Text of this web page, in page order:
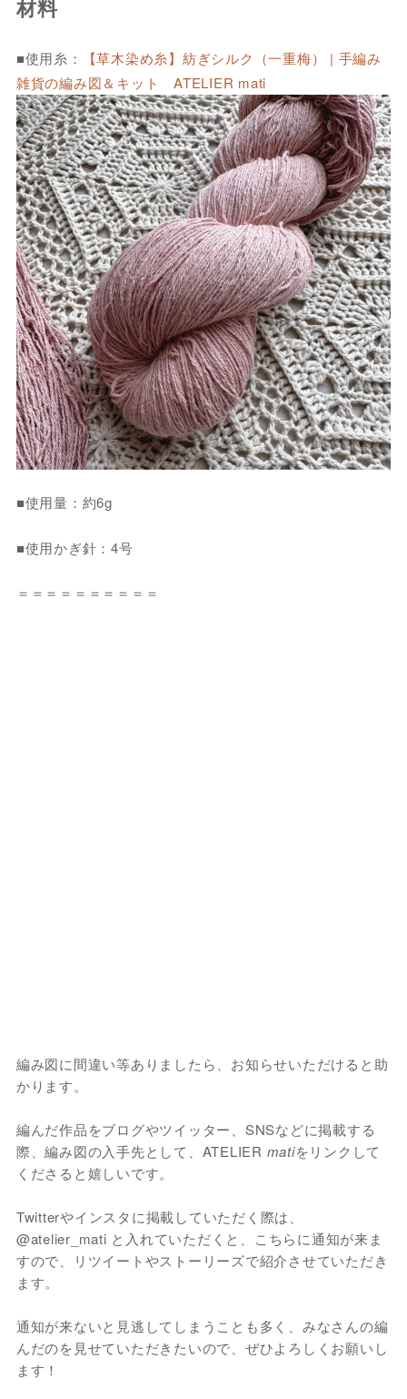
材料
■使用糸：
【草木染め糸】紡ぎシルク（一重梅） | 手編み
雑貨の編み図＆キット ATELIER mati
■使用量：約6g
■使用かぎ針：4号
＝＝＝＝＝＝＝＝＝＝
編み図に間違い等ありましたら、お知らせいただけると助
かります。
編んだ作品をブログやツイッター、SNSなどに掲載する
際、編み図の入手先として、ATELIER matiをリンクして
くださると嬉しいです。
Twitterやインスタに掲載していただく際は、
@atelier_mati と入れていただくと、こちらに通知が来ま
すので、リツイートやストーリーズで紹介させていただき
ます。
通知が来ないと見逃してしまうことも多く、みなさんの編
んだのを見せていただきたいので、ぜひよろしくお願いし
ます！